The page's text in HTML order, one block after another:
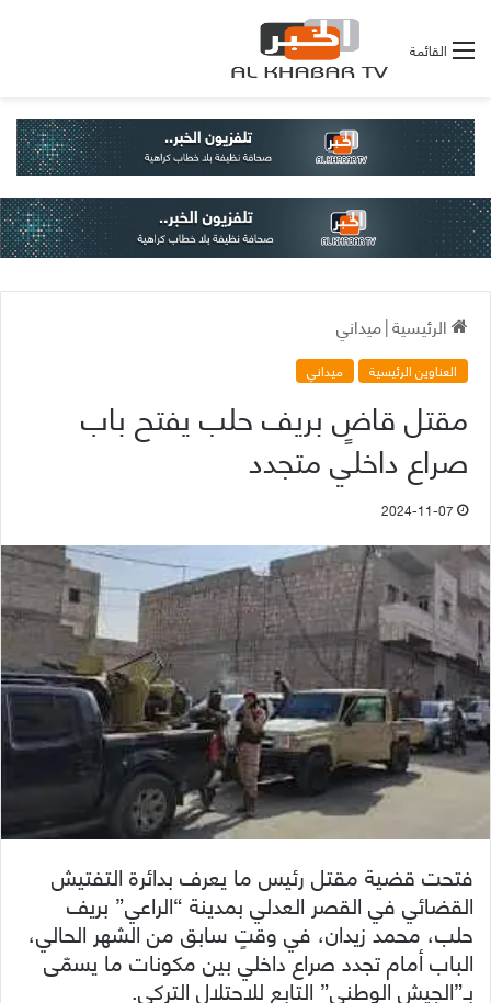
القائمة
الرئيسية|ميداني
العناوين الرئيسية ميداني
مقتل قاضٍ بريف حلب يفتح باب
صراع داخلي متجدد
2024-11-07
فتحت قضية مقتل رئيس ما يعرف بدائرة التفتيش
القضائي في القصر العدلي بمدينة “الراعي” بريف
حلب، محمد زيدان، في وقتٍ سابق من الشهر الحالي،
الباب أمام تجدد صراع داخلي بين مكونات ما يسمّى
بـ”الجيش الوطني” التابع للاحتلال التركي.